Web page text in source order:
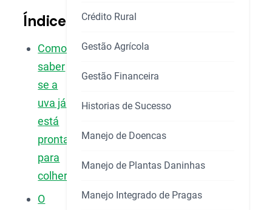
Índice
Como
saber
se a
uva já
está
pronta
para
colher?
O
Crédito Rural
Gestão Agrícola
Gestão Financeira
Historias de Sucesso
Manejo de Doencas
Manejo de Plantas Daninhas
Manejo Integrado de Pragas